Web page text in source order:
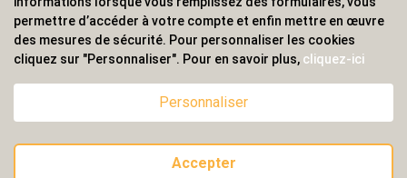
bureau
ALVS, fournisseur d'objets publicitaires, pour les
professionnels. Une implantation nationale, une
couverture internationale.
© 2020 ALVS
permettre d’accéder à votre compte et enfin mettre en œuvre
des mesures de sécurité. Pour personnaliser les cookies
cliquez sur "Personnaliser". Pour en savoir plus, cliquez-ici
Personnaliser
Accepter